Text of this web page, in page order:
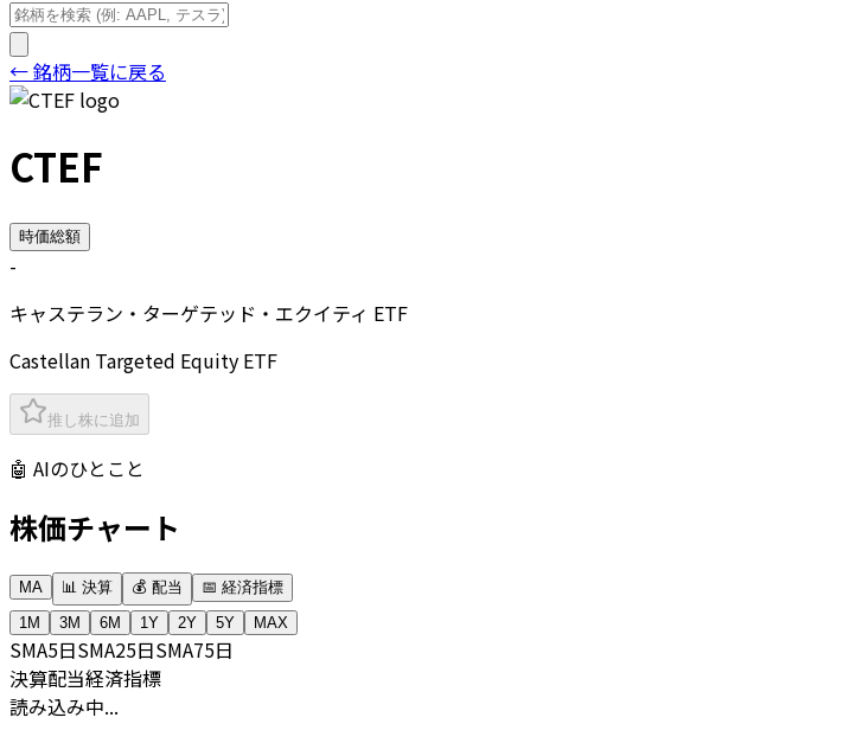
← 銘柄一覧に戻る
CTEF
時価総額
-
キャステラン・ターゲテッド・エクイティ ETF
Castellan Targeted Equity ETF
推し株に追加
🤖 AIのひとこと
株価チャート
MA 📊 決算 💰 配当
📅 経済指標
1M
3M 6M 1Y 2Y 5Y MAX
SMA5日SMA25日SMA75日
決算配当経済指標
読み込み中...